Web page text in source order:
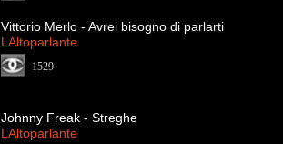
Vittorio Merlo - Avrei bisogno di parlarti
LAltoparlante
1529
Johnny Freak - Streghe
LAltoparlante